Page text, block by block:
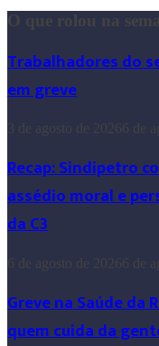
O que rolou na
Trabalhadores do
em greve
Recap: Sindipetro
assédio moral e
da C3
Greve na Saúde da
quem cuida da